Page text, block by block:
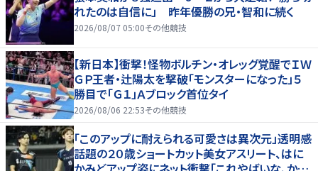
れたのは自信に」 昨年優勝の兄・智和に続く
2026/08/07 05:00その他競技
【新日本】衝撃！怪物ボルチン・オレッグ覚醒でＩＷ
ＧＰ王者・辻陽太を撃破「モンスターになった」５
勝目で「Ｇ１」Ａブロック首位タイ
2026/08/06 22:53その他競技
「このアップに耐えられる可愛さは異次元」透明感
話題の２０歳ショートカット美女アスリート、はに